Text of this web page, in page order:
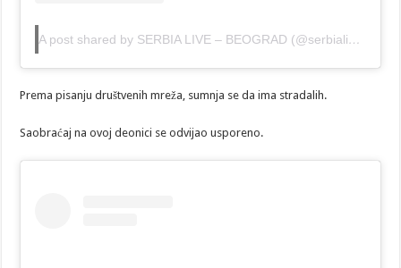
A post shared by SERBIA LIVE – BEOGRAD (@serbialive_beograd)
Prema pisanju društvenih mreža, sumnja se da ima stradalih.
Saobraćaj na ovoj deonici se odvijao usporeno.